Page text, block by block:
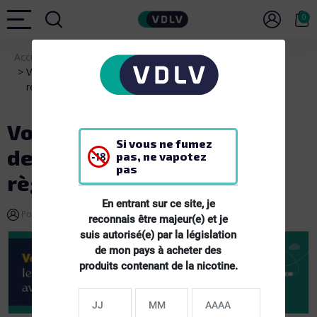
Si vous ne fumez
pas, ne vapotez
pas
En entrant sur ce site, je
reconnais être majeur(e) et je
suis autorisé(e) par la législation
de mon pays à acheter des
produits contenant de la nicotine.
0
Accueil
Conseil
Voyager avec son matériel de vape : le guide VDLV des
règles à respecter
Voyager avec son matériel
de vape : le guide VDLV des
règles à respecter
Posté par: Team VDLV Dans: Conseil  21